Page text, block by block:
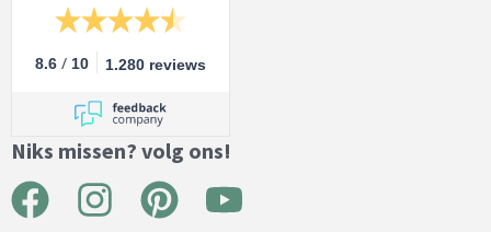
8.6 / 10 1.280 reviews
Niks missen? volg ons!
F
I
P
Y